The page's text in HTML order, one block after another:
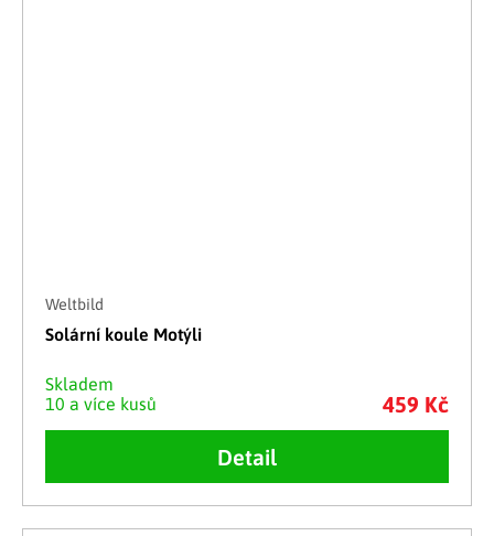
Weltbild
Solární koule Motýli
Skladem
10 a více kusů
459 Kč
Detail